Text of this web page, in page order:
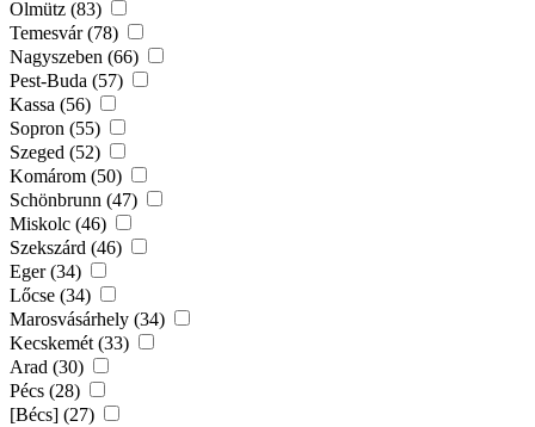
Olmütz (83)
Temesvár (78)
Nagyszeben (66)
Pest-Buda (57)
Kassa (56)
Sopron (55)
Szeged (52)
Komárom (50)
Schönbrunn (47)
Miskolc (46)
Szekszárd (46)
Eger (34)
Lőcse (34)
Marosvásárhely (34)
Kecskemét (33)
Arad (30)
Pécs (28)
[Bécs] (27)